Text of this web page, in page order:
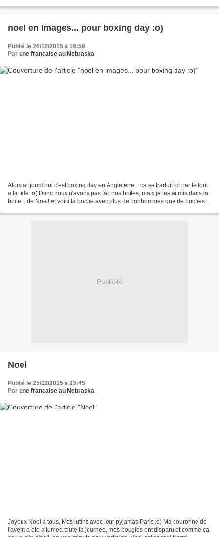
noel en images... pour boxing day :o)
Publié le 26/12/2015 à 19:58
Par une francaise au Nebraska
Alors aujourd'hui c'est boxing day en Angleterre... ca se traduit ici par le foot
a la tele :o( Donc nous n'avons pas fait nos boites, mais je les ai mis dans la
boite... de Noel! et voici la buche avec plus de bonhommes que de buches
Publicité
Noel
Publié le 25/12/2015 à 23:45
Par une francaise au Nebraska
Joyeux Noel a tous, Mes lutins avec leur pyjamas Paris :o) Ma couronne de
l'avent a ete allumee toute la journee, mes bougies ont disparu et comme ca,